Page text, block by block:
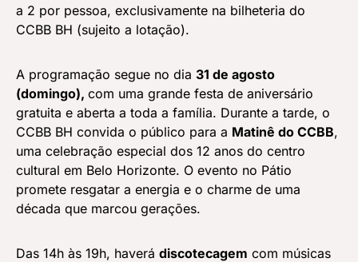
a 2 por pessoa, exclusivamente na bilheteria do
CCBB BH (sujeito a lotação).
A programação segue no dia 31 de agosto
(domingo), com uma grande festa de aniversário
gratuita e aberta a toda a família. Durante a tarde, o
CCBB BH convida o público para a Matinê do CCBB,
uma celebração especial dos 12 anos do centro
cultural em Belo Horizonte. O evento no Pátio
promete resgatar a energia e o charme de uma
década que marcou gerações.
Das 14h às 19h, haverá discotecagem com músicas